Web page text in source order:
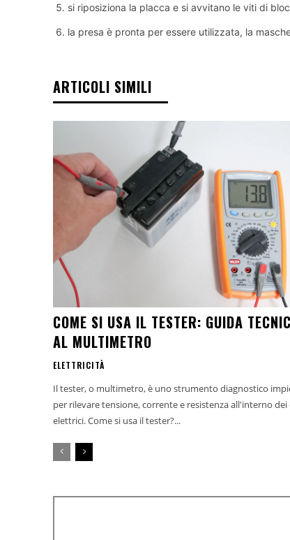
si riposiziona la placca e si avvitano le viti di
la presa è pronta per essere utilizzata, la
ARTICOLI SIMILI
COME SI USA IL TESTER: GUIDA
AL MULTIMETRO
ELETTRICITÀ
Il tester, o multimetro, è uno strumento diagnostico
per rilevare tensione, corrente e resistenza all'interno
elettrici. Come si usa il tester?...